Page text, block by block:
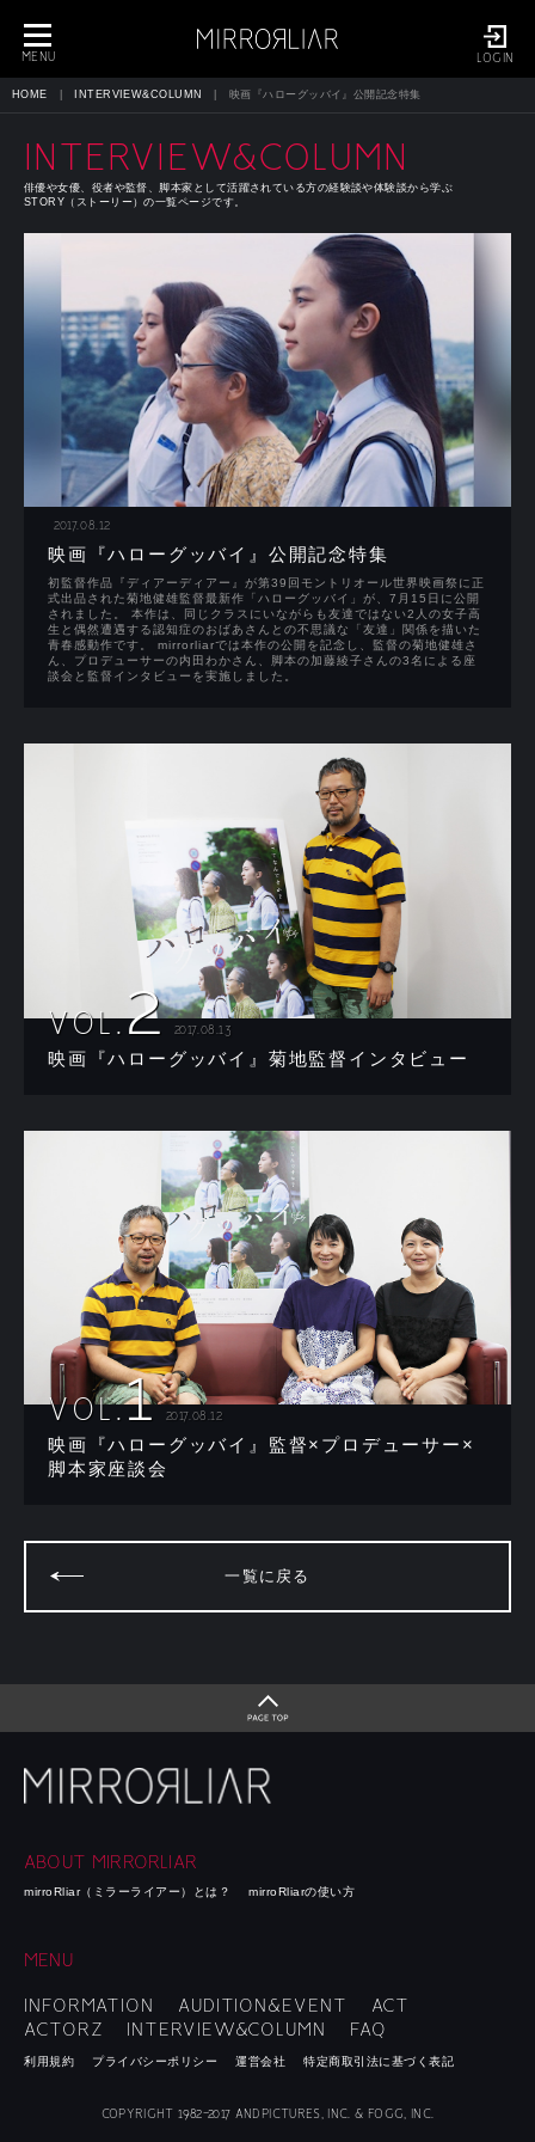
LOGIN
toggle
navigation
MENU
HOME INTERVIEW&COLUMN 映画『ハローグッバイ』公開記念特集
INTERVIEW&COLUMN
俳優や女優、役者や監督、脚本家として活躍されている方の経験談や体験談から学ぶ
STORY（ストーリー）の一覧ページです。
2017.08.12
映画『ハローグッバイ』公開記念特集
初監督作品『ディアーディアー』が第39回モントリオール世界映画祭に正
式出品された菊地健雄監督最新作「ハローグッバイ」が、7月15日に公開
されました。 本作は、同じクラスにいながらも友達ではない2人の女子高
生と偶然遭遇する認知症のおばあさんとの不思議な「友達」関係を描いた
青春感動作です。 mirrorliarでは本作の公開を記念し、監督の菊地健雄さ
ん、プロデューサーの内田わかさん、脚本の加藤綾子さんの3名による座
談会と監督インタビューを実施しました。
VOL.2 2017.08.13
映画『ハローグッバイ』菊地監督インタビュー
VOL.1 2017.08.12
映画『ハローグッバイ』監督×プロデューサー×
脚本家座談会
一覧に戻る
ABOUT MIRRORLIAR
mirroRliar（ミラーライアー）とは？ mirroRliarの使い方
MENU
INFORMATION AUDITION&EVENT
ACT
ACTORZ
INTERVIEW&COLUMN FAQ
利用規約 プライバシーポリシー 運営会社 特定商取引法に基づく表記
COPYRIGHT 1982-2017 ANDPICTURES, INC. & FOGG, INC.